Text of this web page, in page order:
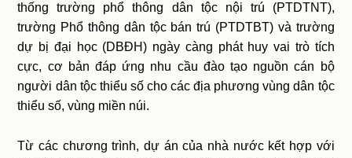
thống trường phổ thông dân tộc nội trú (PTDTNT),
trường Phổ thông dân tộc bán trú (PTDTBT) và trường
dự bị đại học (DBĐH) ngày càng phát huy vai trò tích
cực, cơ bản đáp ứng nhu cầu đào tạo nguồn cán bộ
người dân tộc thiểu số cho các địa phương vùng dân tộc
thiểu số, vùng miền núi.
Từ các chương trình, dự án của nhà nước kết hợp với